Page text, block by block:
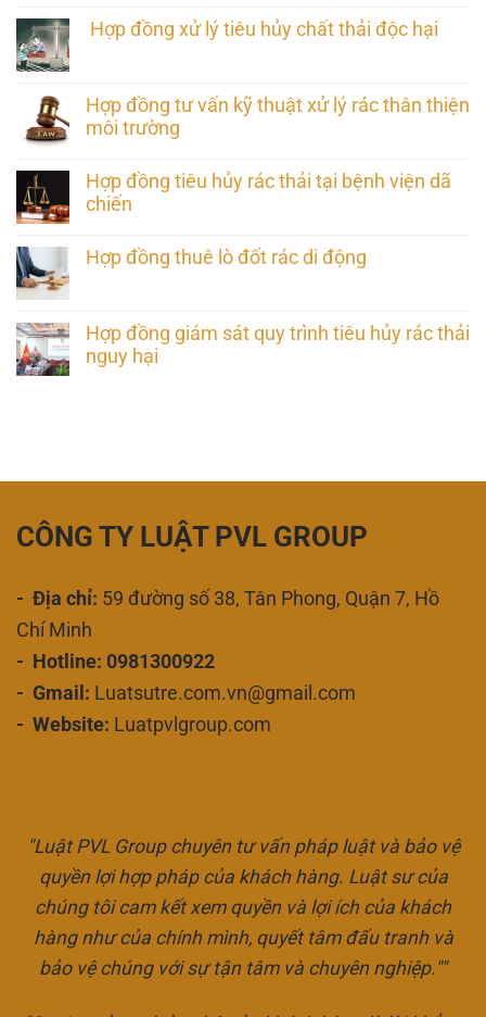
Hợp đồng xử lý tiêu hủy chất thải độc hại
Hợp đồng tư vấn kỹ thuật xử lý rác thân thiện
môi trường
Hợp đồng tiêu hủy rác thải tại bệnh viện dã
chiến
Hợp đồng thuê lò đốt rác di động
Hợp đồng giám sát quy trình tiêu hủy rác thải
nguy hại
CÔNG TY LUẬT PVL GROUP
- Địa chỉ: 59 đường số 38, Tân Phong, Quận 7, Hồ
Chí Minh
- Hotline: 0981300922
- Gmail: Luatsutre.com.vn@gmail.com
- Website: Luatpvlgroup.com
"Luật PVL Group chuyên tư vấn pháp luật và bảo vệ
quyền lợi hợp pháp của khách hàng. Luật sư của
chúng tôi cam kết xem quyền và lợi ích của khách
hàng như của chính mình, quyết tâm đấu tranh và
bảo vệ chúng với sự tận tâm và chuyên nghiệp.""